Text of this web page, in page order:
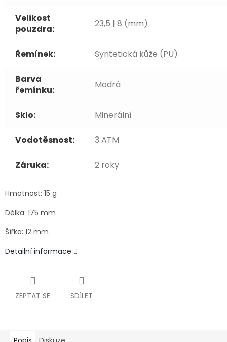
Velikost
pouzdra:
23,5 | 8 (mm)
Řemínek: Syntetická kůže (PU)
Barva
řemínku:
Modrá
Sklo: Minerální
Vodotěsnost: 3 ATM
Záruka: 2 roky
Hmotnost: 15 g
Délka: 175 mm
Šířka: 12 mm
Detailní informace
ZEPTAT SE SDÍLET